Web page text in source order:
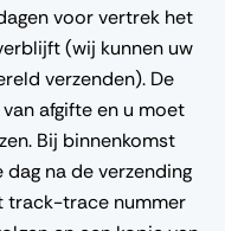
voor vertrek het
(wij kunnen uw
verzenden). De
afgifte en u moet
Bij binnenkomst
dag na de verzending
track-trace nummer